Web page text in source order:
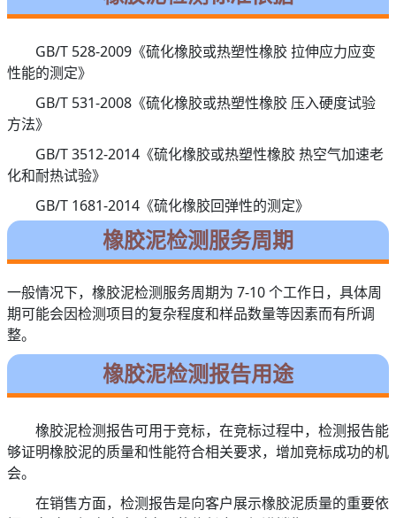
GB/T 528-2009《硫化橡胶或热塑性橡胶 拉伸应力应变
性能的测定》
GB/T 531-2008《硫化橡胶或热塑性橡胶 压入硬度试验
方法》
GB/T 3512-2014《硫化橡胶或热塑性橡胶 热空气加速老
化和耐热试验》
GB/T 1681-2014《硫化橡胶回弹性的测定》
橡胶泥检测服务周期
一般情况下，橡胶泥检测服务周期为 7-10 个工作日，具体周
期可能会因检测项目的复杂程度和样品数量等因素而有所调
整。
橡胶泥检测报告用途
橡胶泥检测报告可用于竞标，在竞标过程中，检测报告能
够证明橡胶泥的质量和性能符合相关要求，增加竞标成功的机
会。
在销售方面，检测报告是向客户展示橡胶泥质量的重要依